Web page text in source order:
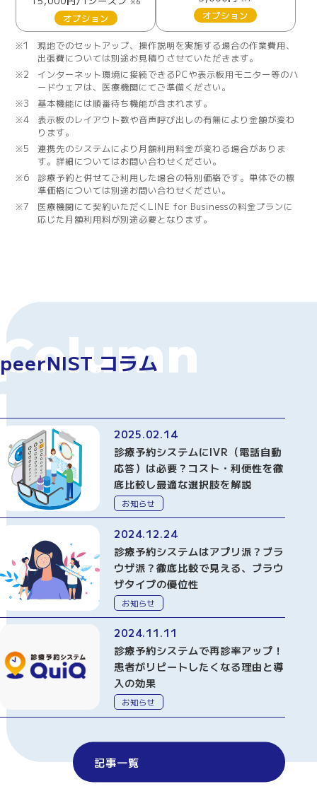
オプション オプション
※1
現地でのセットアップ、操作説明を実施する場合の作業費用、
出張費については別途お見積りさせていただきます。
※2
インターネット環境に接続できるPCや表示板用モニター等のハ
ードウェアは、医療機関にてご準備ください。
※3
基本機能には順番待ち機能が含まれます。
※4
表示板のレイアウト数や音声呼び出しの有無により金額が変わ
ります。
※5
連携先のシステムにより月額利用料金が変わる場合がありま
す。詳細についてはお問い合わせください。
※6
診療予約と併せてご利用した場合の特別価格です。単体での標
準価格については別途お問い合わせください。
※7
医療機関にて契約いただくLINE for Businessの料金プランに
応じた月額利用料が別途必要となります。
Column
peerNIST コラム
2025.02.14
診療予約システムにIVR（電話自動
応答）は必要？コスト・利便性を徹
底比較し最適な選択肢を解説
お知らせ
2024.12.24
診療予約システムはアプリ派？ブラ
ウザ派？徹底比較で見える、ブラウ
ザタイプの優位性
お知らせ
2024.11.11
診療予約システムで再診率アップ！
患者がリピートしたくなる理由と導
入の効果
お知らせ
記事一覧